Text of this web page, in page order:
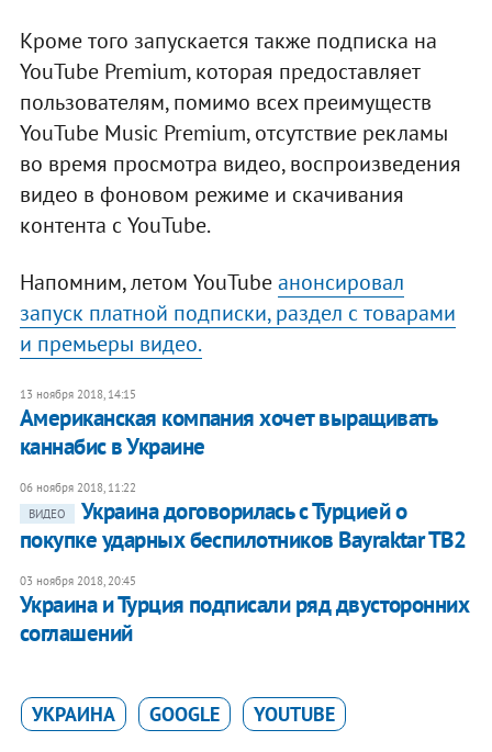
Кроме того запускается также подписка на
YouTube Premium, которая предоставляет
пользователям, помимо всех преимуществ
YouTube Music Premium, отсутствие рекламы
во время просмотра видео, воспроизведения
видео в фоновом режиме и скачивания
контента с YouTube.
Напомним, летом YouTubeанонсировал
запуск платной подписки, раздел с товарами
и премьеры видео.
13 ноября 2018, 14:15
​Американская компания хочет выращивать
каннабис в Украине
06 ноября 2018, 11:22
ВИДЕО
Украина договорилась с Турцией о
покупке ударных беспилотников Bayraktar TB2
03 ноября 2018, 20:45
Украина и Турция подписали ряд двусторонних
соглашений
УКРАИНА GOOGLE YOUTUBE